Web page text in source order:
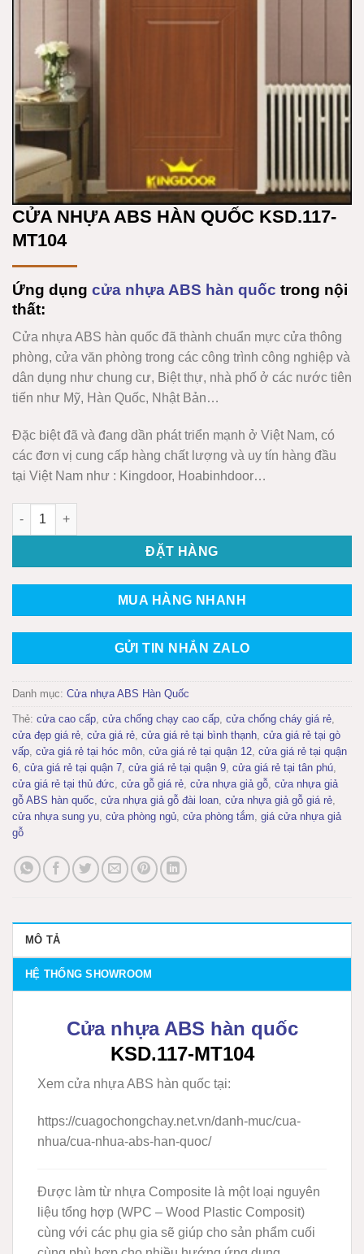
CỬA NHỰA ABS HÀN QUỐC KSD.117-
MT104
Ứng dụng cửa nhựa ABS hàn quốc trong nội
thất:
Cửa nhựa ABS hàn quốc đã thành chuẩn mực cửa thông
phòng, cửa văn phòng trong các công trình công nghiệp và
dân dụng như chung cư, Biệt thự, nhà phố ở các nước tiên
tiến như Mỹ, Hàn Quốc, Nhật Bản…
Đặc biệt đã và đang dần phát triển mạnh ở Việt Nam, có
các đơn vị cung cấp hàng chất lượng và uy tín hàng đầu
tại Việt Nam như : Kingdoor, Hoabinhdoor…
CỬA NHỰA ABS HÀN QUỐC KSD.117-MT104 số lượng
ĐẶT HÀNG
MUA HÀNG NHANH
GỬI TIN NHẮN ZALO
Danh mục: Cửa nhựa ABS Hàn Quốc
Thẻ: cửa cao cấp cửa chống chạy cao cấp cửa chống cháy giá rẻ
cửa đẹp giá rẻ cửa giá rẻ cửa giá rẻ tại bình thạnh cửa giá rẻ tại gò
vấp cửa giá rẻ tại hóc môn cửa giá rẻ tại quận 12 cửa giá rẻ tại quận
6 cửa giá rẻ tại quận 7 cửa giá rẻ tại quận 9 cửa giá rẻ tại tân phú
cửa giá rẻ tại thủ đức cửa gỗ giá rẻ cửa nhựa giả gỗ cửa nhựa giả
gỗ ABS hàn quốc cửa nhựa giả gỗ đài loan cửa nhựa giả gỗ giá rẻ
cửa nhựa sung yu cửa phòng ngủ cửa phòng tắm giá cửa nhựa giả
gỗ
MÔ TẢ
HỆ THỐNG SHOWROOM
Cửa nhựa ABS hàn quốc
KSD.117-MT104
Xem cửa nhựa ABS hàn quốc tại:
https://cuagochongchay.net.vn/danh-muc/cua-
nhua/cua-nhua-abs-han-quoc/
Được làm từ nhựa Composite là một loại nguyên
liệu tổng hợp (WPC – Wood Plastic Composit)
cùng với các phụ gia sẽ giúp cho sản phẩm cuối